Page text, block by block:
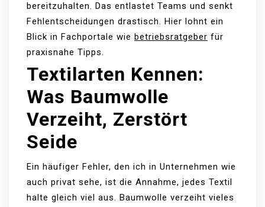
bereitzuhalten. Das entlastet Teams und senkt
Fehlentscheidungen drastisch. Hier lohnt ein
Blick in Fachportale wie betriebsratgeber für
praxisnahe Tipps.
Textilarten Kennen:
Was Baumwolle
Verzeiht, Zerstört
Seide
Ein häufiger Fehler, den ich in Unternehmen wie
auch privat sehe, ist die Annahme, jedes Textil
halte gleich viel aus. Baumwolle verzeiht vieles